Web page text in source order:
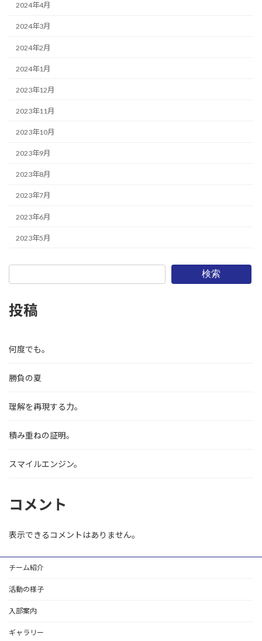
2024年4月
2024年3月
2024年2月
2024年1月
2023年12月
2023年11月
2023年10月
2023年9月
2023年8月
2023年7月
2023年6月
2023年5月
検索
投稿
何度でも。
勝負の夏
理解を再現する力。
積み重ねの証明。
スマイルエンジン。
コメント
表示できるコメントはありません。
チーム紹介
活動の様子
入部案内
ギャラリー